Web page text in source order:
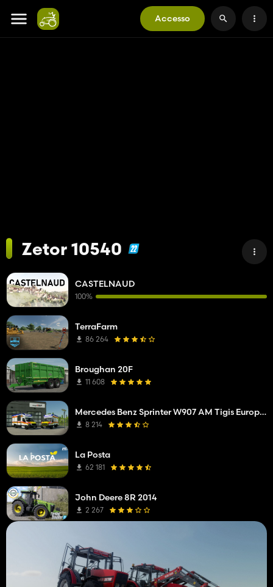
Accesso
Zetor 10540
CASTELNAUD
100%
TerraFarm
86 264
Broughan 20F
11 608
Mercedes Benz Sprinter W907 AM Tigis Europa RTW
8 214
La Posta
62 181
John Deere 8R 2014
2 267